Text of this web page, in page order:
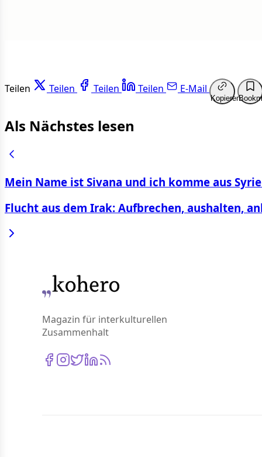
Teilen Teilen Teilen Teilen E-Mail
Kopieren
Als Nächstes lesen
Mein Name ist Sivana und ich komme aus
Flucht aus dem Irak: Aufbrechen, aushalten,
Magazin für interkulturellen
Zusammenhalt